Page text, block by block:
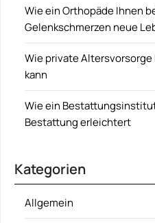
Wie ein Orthopäde Ihnen
Gelenkschmerzen neue
Wie private
kann
Wie ein
Bestattung erleichtert
Kategorien
Allgemein